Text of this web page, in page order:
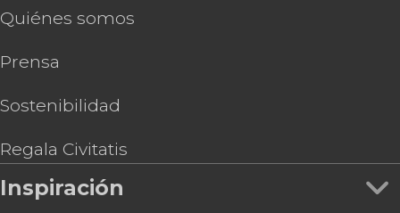
Quiénes somos
Prensa
Sostenibilidad
Regala Civitatis
Inspiración